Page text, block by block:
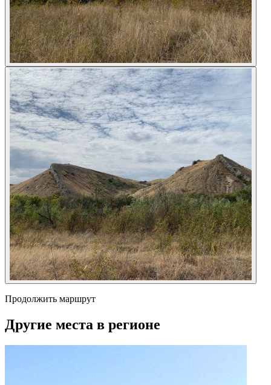
Продолжить маршрут
Другие места в регионе